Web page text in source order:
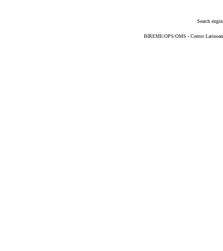
Search
BIREME/OPS/OMS - Centro